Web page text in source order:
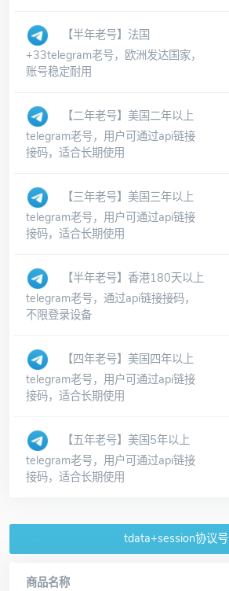
【半年老号】法国
+33telegram老号，欧洲发达国家，
账号稳定耐用
【二年老号】美国二年以上
telegram老号，用户可通过api链接
接码，适合长期使用
【三年老号】美国三年以上
telegram老号，用户可通过api链接
接码，适合长期使用
【半年老号】香港180天以上
telegram老号，通过api链接接码，
不限登录设备
【四年老号】美国四年以上
telegram老号，用户可通过api链接
接码，适合长期使用
【五年老号】美国5年以上
telegram老号，用户可通过api链接
接码，适合长期使用
tdata+session协议号
商品名称